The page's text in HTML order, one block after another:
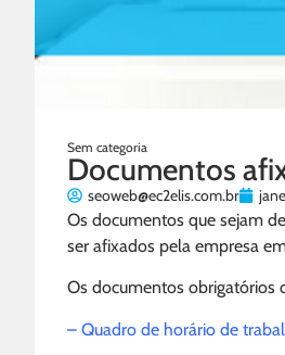
Sem categoria
Documentos
seoweb@ec2elis.com.br
Os documentos que sejam
ser afixados pela empresa
Os documentos obrigatórios
– Quadro de horário de